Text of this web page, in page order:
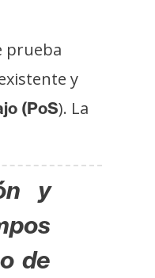
prueba
y
(PoS). La
y
de